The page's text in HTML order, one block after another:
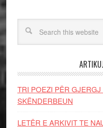
TRI POEZI PËR
SKËNDERBEUN
LETËR E ARKIVIT TE